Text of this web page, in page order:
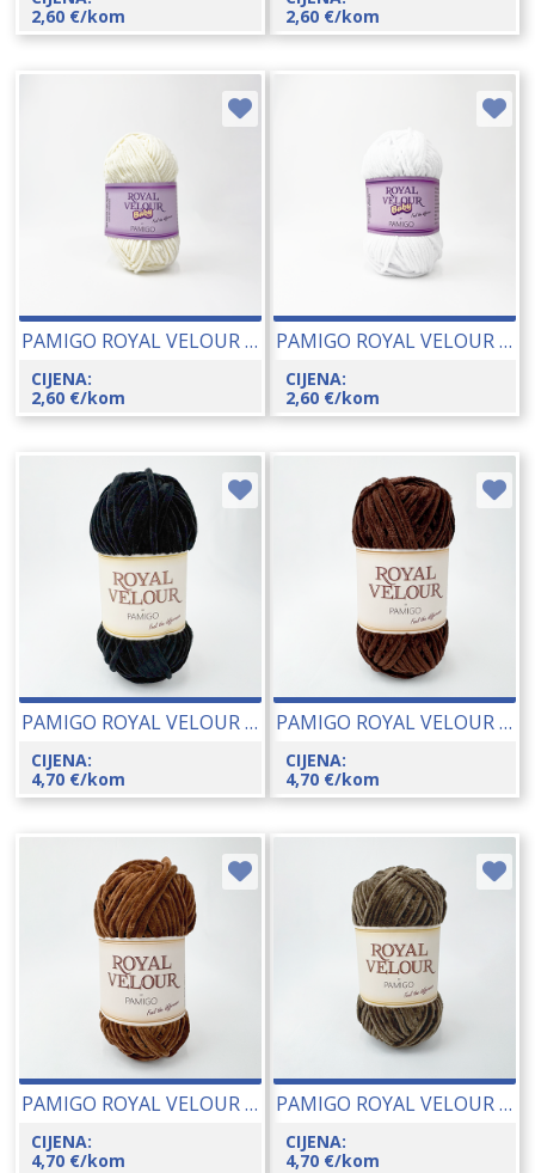
2,60 €/kom
2,60 €/kom
PAMIGO ROYAL VELOUR BABY 50 GR 26066-102
CIJENA:
2,60 €/kom
PAMIGO ROYAL VELOUR BABY 50 GR 26066-101
CIJENA:
2,60 €/kom
PAMIGO ROYAL VELOUR 100 GR 26048-155
CIJENA:
4,70 €/kom
PAMIGO ROYAL VELOUR 100 GR 26048-150
CIJENA:
4,70 €/kom
PAMIGO ROYAL VELOUR 100 GR 26048-148
CIJENA:
4,70 €/kom
PAMIGO ROYAL VELOUR 100 GR 26048-147
CIJENA:
4,70 €/kom